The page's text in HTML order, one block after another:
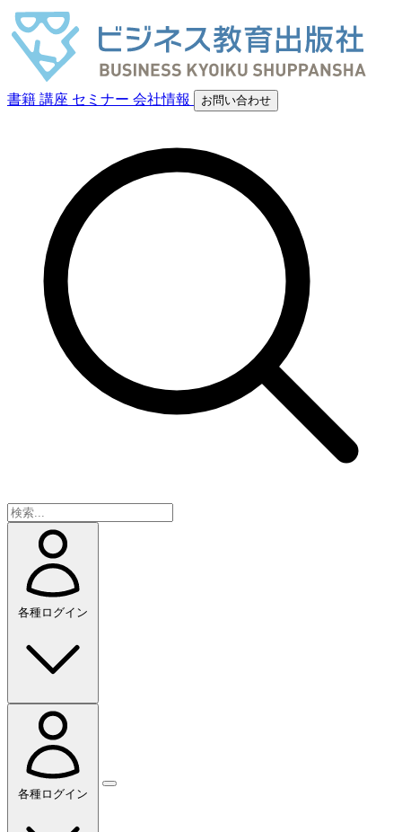
書籍 講座 セミナー 会社情報 お問い合わせ
各種ログイン
各種ログイン